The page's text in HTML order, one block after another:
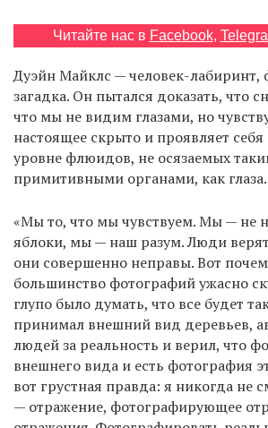
Читайте нас в Facebook,
Дуэйн Майклс — человек-лабиринт,
загадка. Он пытался доказать, что
что мы не видим глазами, но
настоящее скрыто и проявляет
уровне флюидов, не осязаемых
примитивными органами, как глаза.
«Мы то, что мы чувствуем. Мы — не
яблоки, мы — наш разум. Люди
они совершенно неправы. Вот
большинство фотографий ужасно
глупо было думать, что все будет
принимал внешний вид деревьев,
людей за реальность и верил, что
внешнего вида и есть фотография
вот грустная правда: я никогда не
— отражение, фотографирующее